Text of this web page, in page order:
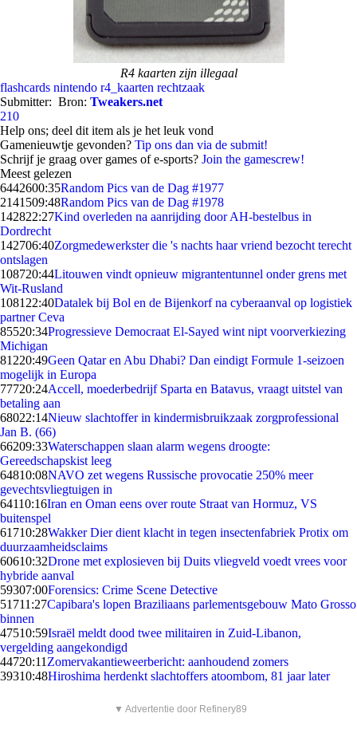
R4 kaarten zijn illegaal
flashcards nintendo r4_kaarten rechtzaak
Submitter: Bron: Tweakers.net
210
Help ons; deel dit item als je het leuk vond
Gamenieuwtje gevonden? Tip ons dan via de submit!
Schrijf je graag over games of e-sports? Join the gamescrew!
Meest gelezen
6442600:35Random Pics van de Dag #1977
2141509:48Random Pics van de Dag #1978
142822:27Kind overleden na aanrijding door AH-bestelbus in
Dordrecht
142706:40Zorgmedewerkster die 's nachts haar vriend bezocht terecht
ontslagen
108720:44Litouwen vindt opnieuw migrantentunnel onder grens met
Wit-Rusland
1081 22:40Datalek bij Bol en de Bijenkorf na cyberaanval op logistiek
partner Ceva
85520:34Progressieve Democraat El-Sayed wint nipt voorverkiezing
Michigan
81220:49Geen Qatar en Abu Dhabi? Dan eindigt Formule 1-seizoen
mogelijk in Europa
77720:24Accell, moederbedrijf Sparta en Batavus, vraagt uitstel van
betaling aan
68022:14Nieuw slachtoffer in kindermisbruikzaak zorgprofessional
Jan B. (66)
66209:33Waterschappen slaan alarm wegens droogte:
Gereedschapskist leeg
64810:08NAVO zet wegens Russische provocatie 250% meer
gevechtsvliegtuigen in
64110:16Iran en Oman eens over route Straat van Hormuz, VS
buitenspel
61710:28Wakker Dier dient klacht in tegen insectenfabriek Protix om
duurzaamheidsclaims
60610:32Drone met explosieven bij Duits vliegveld voedt vrees voor
hybride aanval
59307:00Forensics: Crime Scene Detective
51711:27Capibara's lopen Braziliaans parlementsgebouw Mato Grosso
binnen
47510:59Israël meldt dood twee militairen in Zuid-Libanon,
vergelding aangekondigd
44720:11 Zomervakantieweerbericht: aanhoudend zomers
39310:48Hiroshima herdenkt slachtoffers atoombom, 81 jaar later
▼ Advertentie door Refinery89